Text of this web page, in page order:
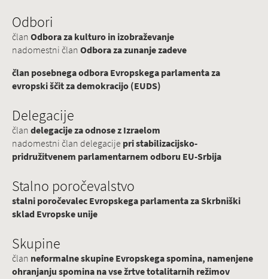
Odbori
članOdbora za kulturo in izobraževanje
nadomestni članOdbora za zunanje zadeve
član posebnega odbora Evropskega parlamenta za
evropski ščit za demokracijo (EUDS)
Delegacije
člandelegacije za odnose z Izraelom
nadomestni član delegacije pri stabilizacijsko-
pridružitvenem parlamentarnem odboru EU-Srbija
Stalno poročevalstvo
stalni poročevalec Evropskega parlamenta za Skrbniški
sklad Evropske unije
Skupine
član neformalne skupine Evropskega spomina, namenjene
ohranjanju spomina na vse žrtve totalitarnih režimov